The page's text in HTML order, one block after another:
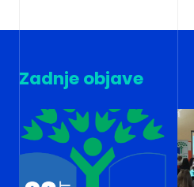
Zadnje objave